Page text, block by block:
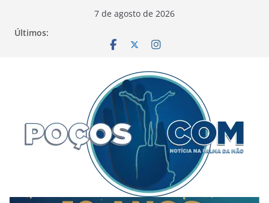
7 de agosto de 2026
Últimos: